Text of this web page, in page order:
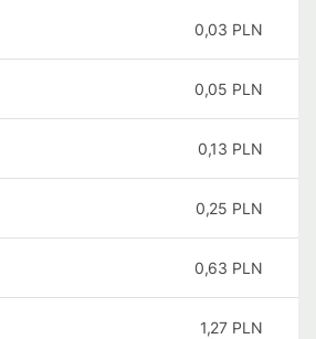
0,03 PLN
0,05 PLN
0,13 PLN
0,25 PLN
0,63 PLN
1,27 PLN